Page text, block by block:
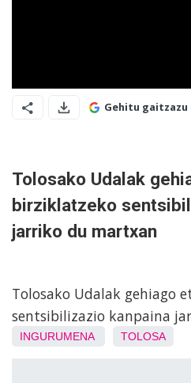
Gehitu gaitzazu
Tolosako Udalak
birziklatzeko
jarriko du martxan
Tolosako Udalak gehiago
sentsibilizazio kanpaina
INGURUMENA TOLOSA